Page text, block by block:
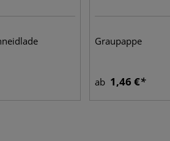
Graupappe
ab 1,46 €